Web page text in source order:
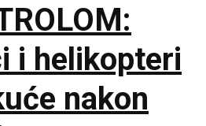
i helikopteri
nakon